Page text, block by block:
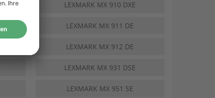
LEXMARK MX 910 DXE
LEXMARK MX 911 DE
LEXMARK MX 912 DE
LEXMARK MX 931 DSE
LEXMARK MX 951 SE